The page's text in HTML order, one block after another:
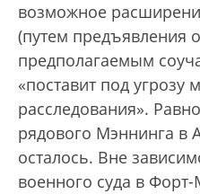
возможное
(путем предъявления
предполагаемым
«поставит под угрозу
расследования».
рядового Мэннинга в
осталось. Вне
военного суда в